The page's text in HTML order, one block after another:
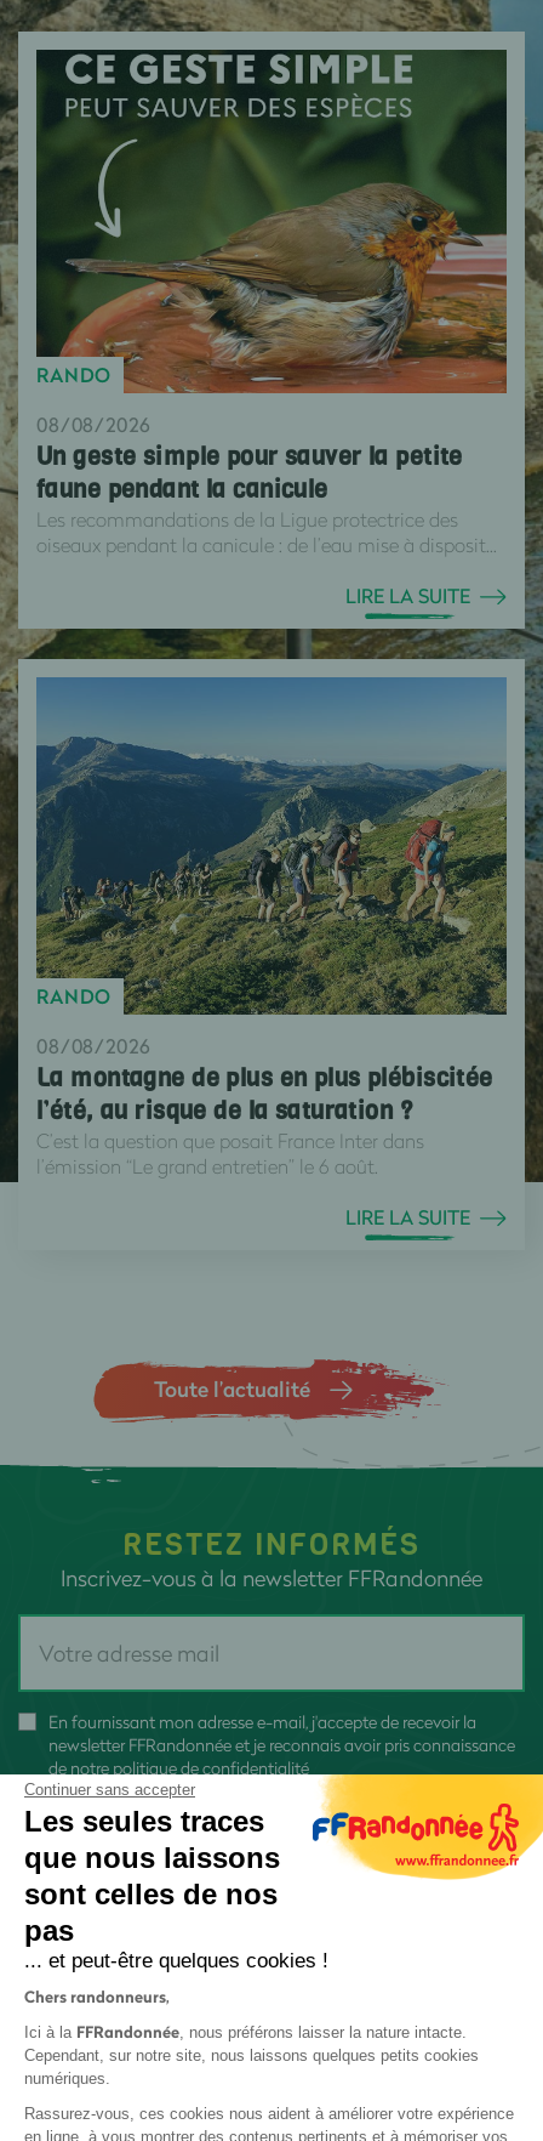
RANDO
08/08/2026
Un geste simple pour sauver la petite
faune pendant la canicule
Les recommandations de la Ligue protectrice des
oiseaux pendant la canicule : de l’eau mise à disposit...
LIRE LA SUITE
RANDO
08/08/2026
La montagne de plus en plus plébiscitée
l’été, au risque de la saturation ?
C’est la question que posait France Inter dans
l’émission “Le grand entretien” le 6 août.
LIRE LA SUITE
Toute l’actualité
RESTEZ INFORMÉS
Inscrivez-vous à la newsletter FFRandonnée
En fournissant mon adresse e-mail, j'accepte de recevoir la
newsletter FFRandonnée et je reconnais avoir pris connaissance
de notre politique de confidentialité
Protection des données
Continuer sans accepter
Les seules traces
que nous laissons
sont celles de nos
pas
... et peut-être quelques cookies !
Chers randonneurs,
Ici à la FFRandonnée, nous préférons laisser la nature intacte.
Cependant, sur notre site, nous laissons quelques petits cookies
numériques.
Rassurez-vous, ces cookies nous aident à améliorer votre expérience
en ligne, à vous montrer des contenus pertinents et à mémoriser vos